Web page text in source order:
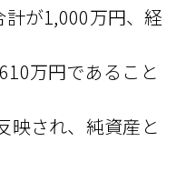
が1,000万円、経
万円であること
映され、純資産と